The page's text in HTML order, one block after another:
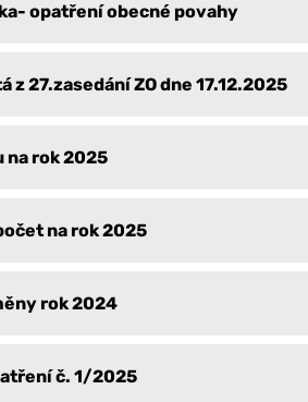
opatření obecné povahy
z 27.zasedání ZO dne 17.12.2025
na rok 2025
na rok 2025
rok 2024
č. 1/2025